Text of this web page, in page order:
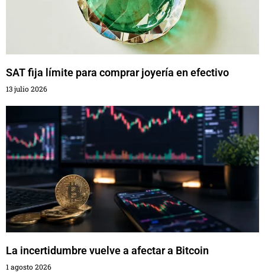
SAT fija límite para comprar joyería en efectivo
13 julio 2026
La incertidumbre vuelve a afectar a Bitcoin
1 agosto 2026